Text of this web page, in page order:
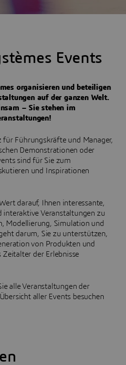
Events
organisieren und beteiligen
auf der ganzen Welt.
– Sie stehen im
für Führungskräfte und Manager,
Demonstrationen oder
sind für Sie zum
und Inspirationen
darauf, Ihnen interessante,
interaktive Veranstaltungen zu
Modellierung, Simulation und
darum, Sie zu unterstützen,
von Produkten und
der Erlebnisse
alle Veranstaltungen der
aller Events besuchen